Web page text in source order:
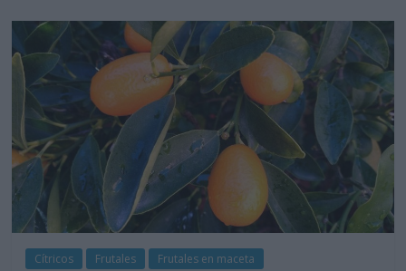
Cítricos Frutales Frutales en maceta